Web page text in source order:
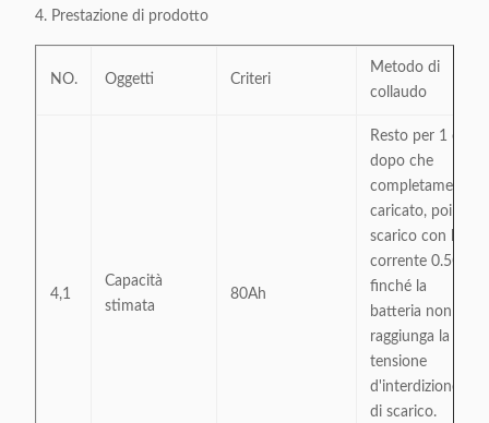
4. Prestazione di prodotto
NO. Oggetti Criteri
Metodo di
collaudo
4,1
Capacità
stimata
80Ah
Resto per 1 ora
dopo che
completamente
caricato, poi
scarico con la
corrente 0.5C
finché la
batteria non
raggiunga la
tensione
d'interdizione
di scarico.